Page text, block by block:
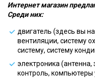
Интернет магазин
Среди них:
двигатель (здесь вы
вентиляции, систему
систему, систему
электроника (антенна,
контроль, компьютеры